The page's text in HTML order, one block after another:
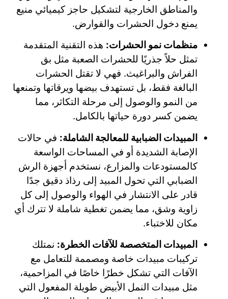
والمناطق الخارجية لتشكيل حاجز كيميائي منيع
يمنع دخول الحشرات والقوارض.
منظمات نمو الحشرات: هذه التقنية المتقدمة
تمثل حلاً جذريًا للحشرات الصعبة مثل بق
الفراش والبراغيث. فهي لا تقتل الحشرات
البالغة فقط، بل تستهدف بيضها ويرقاتها وتمنعها
من النمو والوصول إلى مرحلة التكاثر، مما
يضمن كسر دورة حياتها بالكامل.
المبيدات الضبابية للمعالجة الشاملة: في حالات
الإصابة الشديدة أو في المساحات الواسعة
كالمستودعات والمزارع، نستخدم أجهزة الرش
الضبابي التي تحول المبيد إلى رذاذ دقيق جدًا
قادر على الانتشار في الهواء والوصول إلى كل
زاوية وشق، مما يضمن تغطية شاملة لا تترك أي
مكان للاختباء.
المبيدات المتخصصة للآفات الخطرة: نمتلك
تركيبات مبيدات خاصة ومصممة للتعامل مع
الآفات التي تشكل خطرًا خاصًا في المزاحمية،
مثل مبيدات النمل الأبيض طويلة المفعول التي